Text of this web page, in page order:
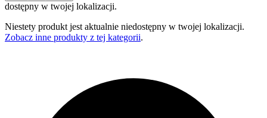
dostępny w twojej lokalizacji.
Niestety produkt jest aktualnie niedostępny w twojej lokalizacji.
Zobacz inne produkty z tej kategorii.